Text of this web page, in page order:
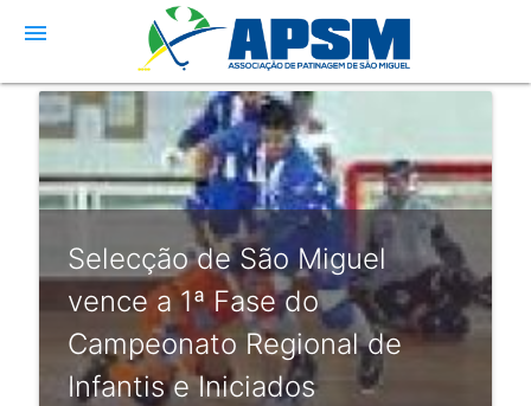
menu
Selecção de São Miguel
vence a 1ª Fase do
Campeonato Regional de
Infantis e Iniciados